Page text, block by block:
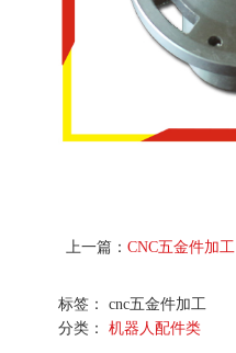
上一篇： CNC五金件加工
标签： cnc五金件加工
分类： 机器人配件类